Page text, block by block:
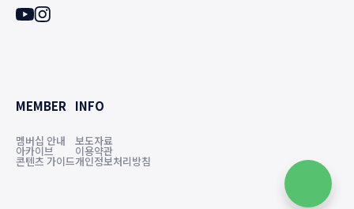
MEMBER
멤버십 안내
아카이브
콘텐츠 가이드
INFO
보도자료
이용약관
개인정보처리방침